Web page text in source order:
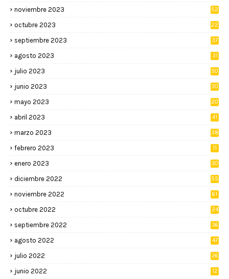
noviembre 2023 52
octubre 2023 22
septiembre 2023 37
agosto 2023 31
julio 2023 50
junio 2023 30
mayo 2023 20
abril 2023 41
marzo 2023 38
febrero 2023 11
enero 2023 30
diciembre 2022 55
noviembre 2022 61
octubre 2022 24
septiembre 2022 36
agosto 2022 47
julio 2022 26
junio 2022
12